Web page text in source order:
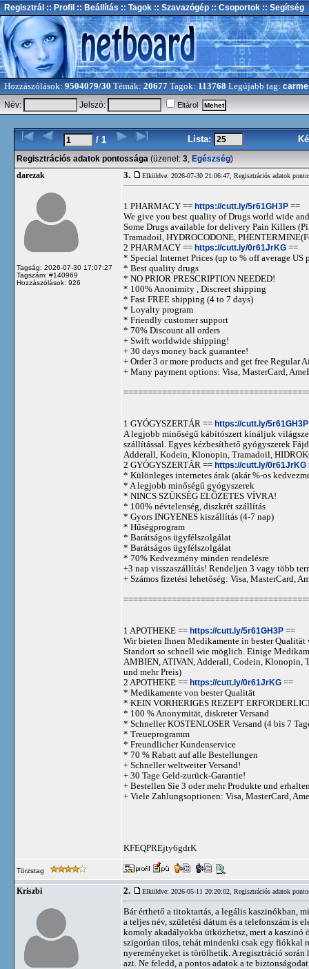
Regisztrál :: Profil :: Beállítás :: Tagok :: Szavazógép :: Csoportok :: Segítség
Hozzászólások: 9504079/30 Témák: 20677 Tagok: 113768 Legújabb tag:
Név:
Jelszó: Eltárol
/ 1 Lista:
Regisztrációs adatok pontossága (üzenet: 3, Egészség)
darezak
Tagság: 2026-07-30 17:07:27
Tagszám: #140969
Hozzászólások: 926
3. Elküldve: 2026-07-30 21:06:47, Regisztrációs adatok
1 PHARMACY == https://cutt.ly/5r61GH3P ==
We give you best quality of Drugs world wide
Some Drugs available for delivery Pain Killers
Tramadoil, HYDROCODONE,
2 PHARMACY == https://cutt.ly/0r61JrKG ==
* Special Internet Prices (up to % off average US
* Best quality drugs
* NO PRIOR PRESCRIPTION NEEDED!
* 100% Anonimity , Discreet shipping
* Fast FREE shipping (4 to 7 days)
* Loyalty program
* Friendly customer support
* 70% Discount all orders
+ Swift worldwide shipping!
+ 30 days money back guarantee!
+ Order 3 or more products and get free Regular
+ Many payment options: Visa, MasterCard,
1 GYÓGYSZERTÁR == https://cutt.ly/5r61GH3P
A legjobb minőségű kábítószert kínáljuk
szállítással. Egyes kézbesíthető gyógyszerek
Adderall, Kodein, Klonopin, Tramadoil,
2 GYÓGYSZERTÁR == https://cutt.ly/0r61JrKG
* Különleges internetes árak (akár %-os
* A legjobb minőségű gyógyszerek
* NINCS SZÜKSÉG ELŐZETES VÍVRA!
* 100% névtelenség, diszkrét szállítás
* Gyors INGYENES kiszállítás (4-7 nap)
* Hűségprogram
* Barátságos ügyfélszolgálat
* Barátságos ügyfélszolgálat
* 70% Kedvezmény minden rendelésre
+3 nap visszaszállítás! Rendeljen 3 vagy több
+ Számos fizetési lehetőség: Visa, MasterCard,
1 APOTHEKE == https://cutt.ly/5r61GH3P ==
Wir bieten Ihnen Medikamente in bester
Standort so schnell wie möglich. Einige
AMBIEN, ATIVAN, Adderall, Codein, Klonopin,
und mehr Preis)
2 APOTHEKE == https://cutt.ly/0r61JrKG ==
* Medikamente von bester Qualität
* KEIN VORHERIGES REZEPT
* 100 % Anonymität, diskreter Versand
* Schneller KOSTENLOSER Versand (4 bis 7
* Treueprogramm
* Freundlicher Kundenservice
* 70 % Rabatt auf alle Bestellungen
+ Schneller weltweiter Versand!
+ 30 Tage Geld-zurück-Garantie!
+ Bestellen Sie 3 oder mehr Produkte und
+ Viele Zahlungsoptionen: Visa, MasterCard,
KFEQPREjty6gdrK
Törzstag
Kriszbi 2. Elküldve: 2026-05-11 20:20:02, Regisztrációs adatok
Bár érthető a titoktartás, a legális kaszinókban,
a teljes név, születési dátum és a telefonszám is
komoly akadályokba ütközhetsz, mert a
szigorúan tilos, tehát mindenki csak egy fiókkal
nyereményeket is törölhetik. A regisztráció
azt. Ne feledd, a pontos adatok a te